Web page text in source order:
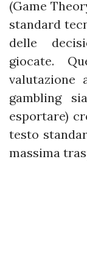
(Game
standard
delle
giocate.
gambling
esportare)
testo
massima